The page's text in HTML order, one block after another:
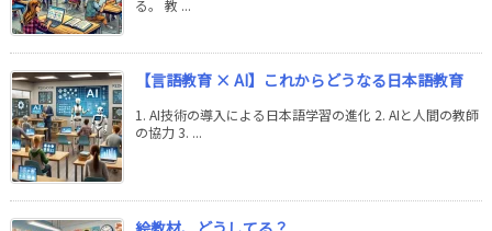
る。 教 ...
【言語教育 × AI】これからどうなる日本語教育
1. AI技術の導入による日本語学習の進化 2. AIと人間の教師
の協力 3. ...